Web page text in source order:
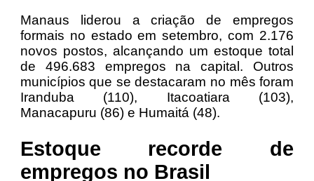
Manaus liderou a criação de empregos
formais no estado em setembro, com 2.176
novos postos, alcançando um estoque total
de 496.683 empregos na capital. Outros
municípios que se destacaram no mês foram
Iranduba (110), Itacoatiara (103),
Manacapuru (86) e Humaitá (48).
Estoque recorde de
empregos no Brasil